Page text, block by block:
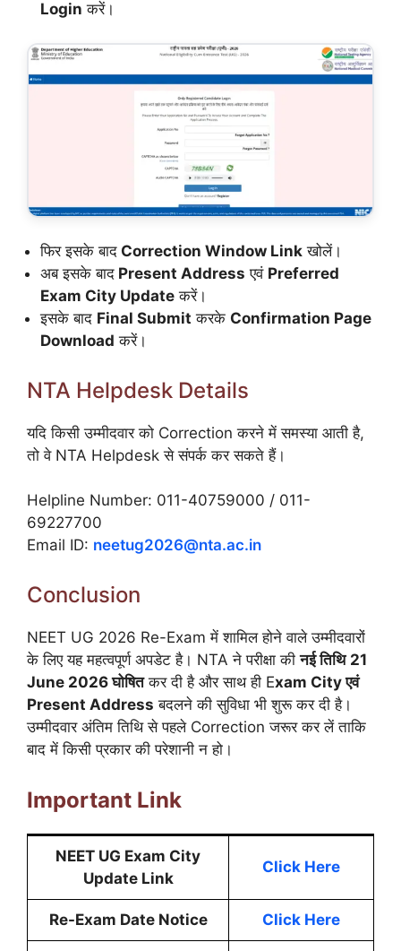
Login करें।
फिर इसके बाद Correction Window Link खोलें।
अब इसके बाद Present Address एवं Preferred
Exam City Update करें।
इसके बाद Final Submit करके Confirmation Page
Download करें।
NTA Helpdesk Details
यदि किसी उम्मीदवार को Correction करने में समस्या आती है,
तो वे NTA Helpdesk से संपर्क कर सकते हैं।
Helpline Number: 011-40759000 / 011-
69227700
Email ID: neetug2026@nta.ac.in
Conclusion
NEET UG 2026 Re-Exam में शामिल होने वाले उम्मीदवारों
के लिए यह महत्वपूर्ण अपडेट है। NTA ने परीक्षा कीनई तिथि 21
June 2026 घोषितकर दी है और साथ ही Exam City एवं
Present Address बदलने की सुविधा भी शुरू कर दी है।
उम्मीदवार अंतिम तिथि से पहले Correction जरूर कर लें ताकि
बाद में किसी प्रकार की परेशानी न हो।
Important Link
NEET UG Exam City
Update Link
Click Here
Re-Exam Date Notice Click Here